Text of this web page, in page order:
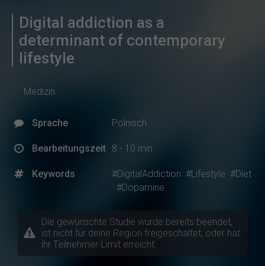
Digital addiction as a
determinant of contemporary
lifestyle
Medizin
Sprache Polnisch
Bearbeitungszeit 8 - 10 min
Keywords #DigitalAddiction #Lifestyle #Diet
#Dopamine
Die gewünschte Studie wurde bereits beendet,
ist nicht für deine Region freigeschaltet, oder hat
ihr Teilnehmer-Limit erreicht.